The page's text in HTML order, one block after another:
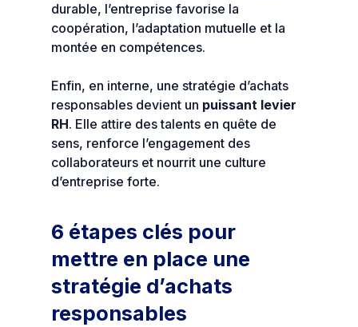
durable, l’entreprise favorise la
coopération, l’adaptation mutuelle et la
montée en compétences.
Enfin, en interne, une stratégie d’achats
responsables devient un puissant levier
RH. Elle attire des talents en quête de
sens, renforce l’engagement des
collaborateurs et nourrit une culture
d’entreprise forte.
6 étapes clés pour
mettre en place une
stratégie d’achats
responsables